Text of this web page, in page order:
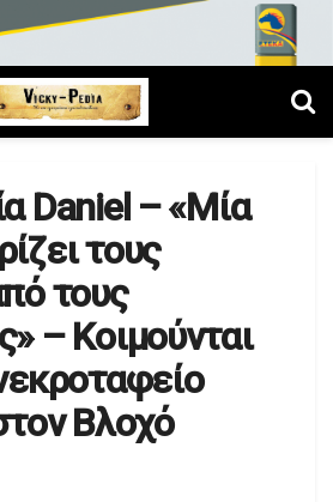
Daniel – «Μία
τους
τους
– Κοιμούνται
Βλοχό